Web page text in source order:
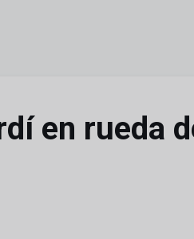
en rueda